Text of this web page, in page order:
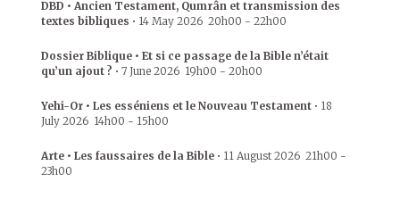
DBD • Ancien Testament, Qumrân et transmission des
textes bibliques • 14 May 2026 20h00 - 22h00
Dossier Biblique • Et si ce passage de la Bible n’était
qu’un ajout ? • 7 June 2026 19h00 - 20h00
Yehi-Or • Les esséniens et le Nouveau Testament • 18
July 2026 14h00 - 15h00
Arte • Les faussaires de la Bible • 11 August 2026 21h00 -
23h00